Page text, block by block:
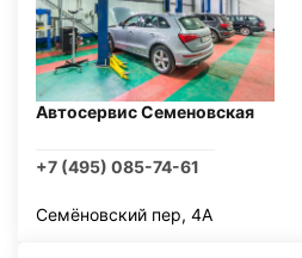
Автосервис Семеновская
+7 (495) 085-74-61
Семёновский пер, 4А